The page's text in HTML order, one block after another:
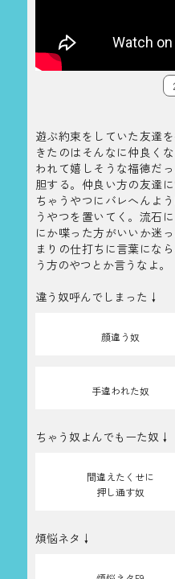
遊ぶ約束をしていた友達
きたのはそんなに仲良く
われて嬉しそうな福徳だ
胆する。仲良い方の友達
ちゃうやつにバレへんよ
うやつを置いてく。流石
にか喋った方がいいか迷
まりの仕打ちに言葉にな
う方のやつとか言うなよ。
違う奴呼んでしまった↓
顔違う奴
手違われた奴
ちゃう奴よんでもーた奴↓
間違えたくせに
押し通す奴
煩悩ネタ↓